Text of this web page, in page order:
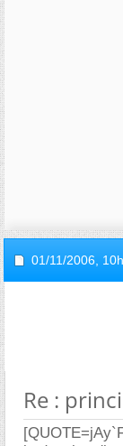
01/11/2006,
Re :